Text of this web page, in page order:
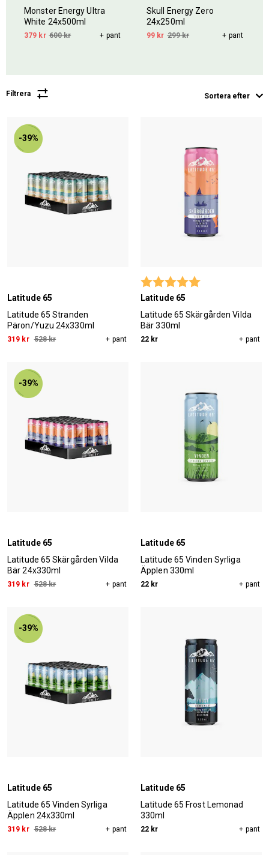
Monster Energy Ultra
White 24x500ml
379 kr 600 kr + pant
Skull Energy Zero
24x250ml
99 kr 299 kr + pant
Filtrera Sortera efter
-39%
Latitude 65
Latitude 65 Stranden
Päron/Yuzu 24x330ml
319 kr 528 kr + pant
Betyg:
Latitude 65
Latitude 65 Skärgården Vilda
Bär 330ml
22 kr + pant
-39%
Latitude 65
Latitude 65 Skärgården Vilda
Bär 24x330ml
319 kr 528 kr + pant
Latitude 65
Latitude 65 Vinden Syrliga
Äpplen 330ml
22 kr + pant
-39%
Latitude 65
Latitude 65 Vinden Syrliga
Äpplen 24x330ml
319 kr 528 kr + pant
Latitude 65
Latitude 65 Frost Lemonad
330ml
22 kr + pant